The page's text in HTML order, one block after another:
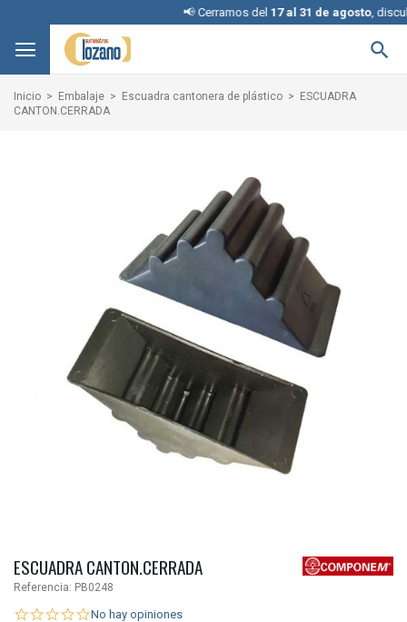
📢 Cerramos del 17 al 31 de agosto, disculpe

Inicio Embalaje Escuadra cantonera de plástico
ESCUADRA
CANTON.CERRADA
ESCUADRA CANTON.CERRADA
Referencia: PB0248
No hay opiniones